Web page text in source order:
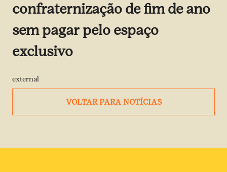
confraternização de fim de ano
sem pagar pelo espaço
exclusivo
external
VOLTAR PARA NOTÍCIAS